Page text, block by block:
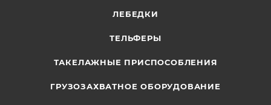
ЛЕБЕДКИ
ТЕЛЬФЕРЫ
ТАКЕЛАЖНЫЕ ПРИСПОСОБЛЕНИЯ
ГРУЗОЗАХВАТНОЕ ОБОРУДОВАНИЕ